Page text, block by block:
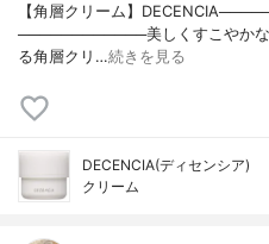
【角層クリーム】
────────────美しくすこやかな
る角層クリ…続きを見る
DECENCIA(ディセンシア)
クリーム